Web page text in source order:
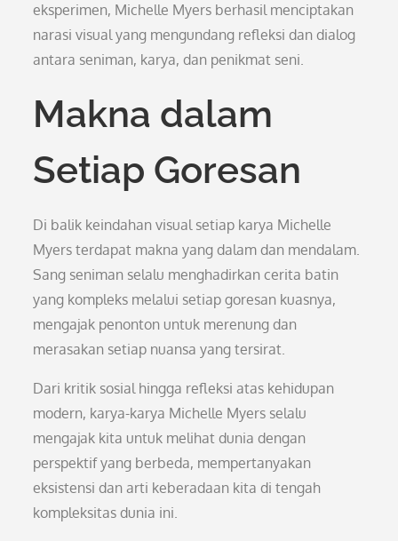
eksperimen, Michelle Myers berhasil menciptakan
narasi visual yang mengundang refleksi dan dialog
antara seniman, karya, dan penikmat seni.
Makna dalam
Setiap Goresan
Di balik keindahan visual setiap karya Michelle
Myers terdapat makna yang dalam dan mendalam.
Sang seniman selalu menghadirkan cerita batin
yang kompleks melalui setiap goresan kuasnya,
mengajak penonton untuk merenung dan
merasakan setiap nuansa yang tersirat.
Dari kritik sosial hingga refleksi atas kehidupan
modern, karya-karya Michelle Myers selalu
mengajak kita untuk melihat dunia dengan
perspektif yang berbeda, mempertanyakan
eksistensi dan arti keberadaan kita di tengah
kompleksitas dunia ini.